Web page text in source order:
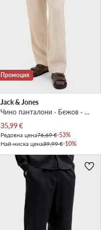
Промоция
Jack & Jones
Чино панталони · Бежов · Relaxed Fit
Актуална цена
35,99€
Редовна цена76,69 €-53%
Най-ниска цена39,99 €-10%